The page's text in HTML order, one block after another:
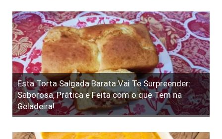
Esta Torta Salgada Barata Vai Te Surpreender:
Saborosa, Prática e Feita com o que Tem na
Geladeira!